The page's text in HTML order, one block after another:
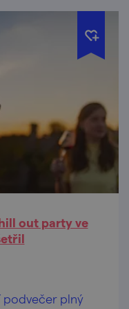
out party ve
podvečer plný